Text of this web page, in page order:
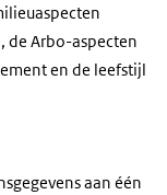
de Arbo-aspecten
en de leefstijl
aan één